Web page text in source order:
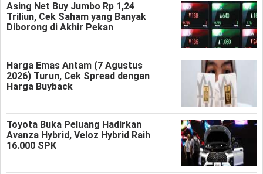
Asing Net Buy Jumbo Rp 1,24
Triliun, Cek Saham yang Banyak
Diborong di Akhir Pekan
Harga Emas Antam (7 Agustus
2026) Turun, Cek Spread dengan
Harga Buyback
Toyota Buka Peluang Hadirkan
Avanza Hybrid, Veloz Hybrid Raih
16.000 SPK